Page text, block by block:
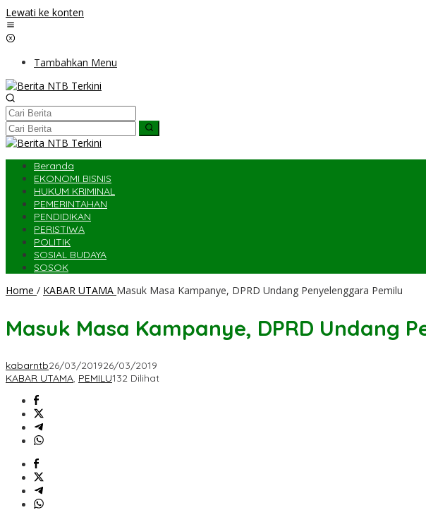
Lewati ke konten
Tambahkan Menu
Beranda
EKONOMI BISNIS
HUKUM KRIMINAL
PEMERINTAHAN
PENDIDIKAN
PERISTIWA
POLITIK
SOSIAL BUDAYA
SOSOK
Home / KABAR UTAMA Masuk Masa Kampanye, DPRD Undang Penyelenggara Pemilu
Masuk Masa Kampanye, DPRD Undang
kabarntb26/03/201926/03/2019
KABAR UTAMA, PEMILU132 Dilihat